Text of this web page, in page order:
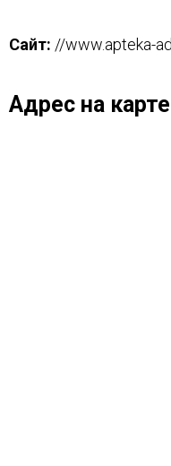
Сайт: //www.apteka-
Адрес на карте